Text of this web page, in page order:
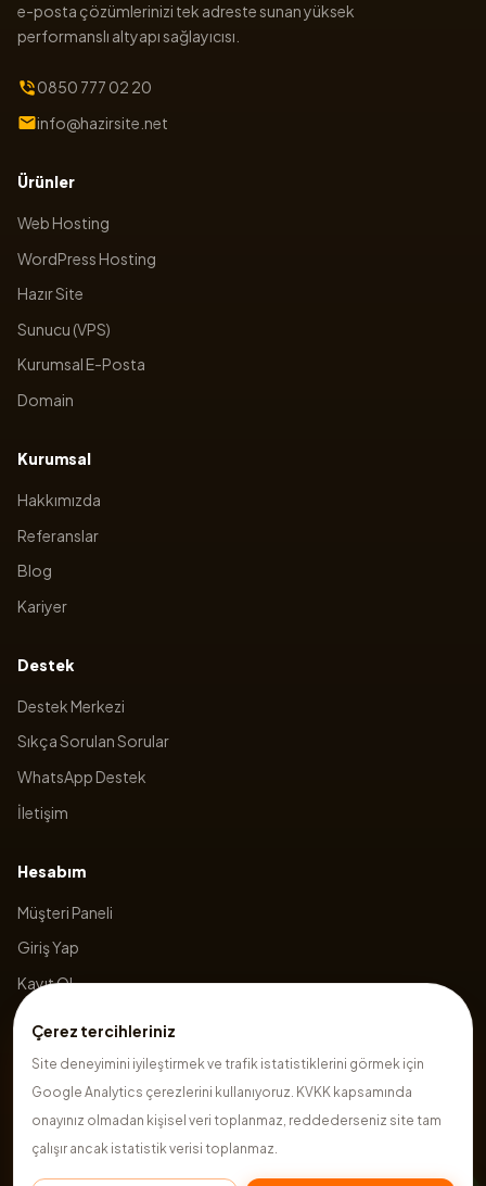
Çerez tercihleriniz
Site deneyimini iyileştirmek ve trafik istatistiklerini görmek için
Google Analytics çerezlerini kullanıyoruz. KVKK kapsamında
onayınız olmadan kişisel veri toplanmaz, reddederseniz site tam
çalışır ancak istatistik verisi toplanmaz.
e-posta çözümlerinizi tek adreste sunan yüksek
performanslı altyapı sağlayıcısı.
0850 777 02 20
info@hazirsite.net
Ürünler
Web Hosting
WordPress Hosting
Hazır Site
Sunucu (VPS)
Kurumsal E-Posta
Domain
Kurumsal
Hakkımızda
Referanslar
Blog
Kariyer
Destek
Destek Merkezi
Sıkça Sorulan Sorular
WhatsApp Destek
İletişim
Hesabım
Müşteri Paneli
Giriş Yap
Kayıt Ol
2026 Hazırsite. Tüm hakları saklıdır.